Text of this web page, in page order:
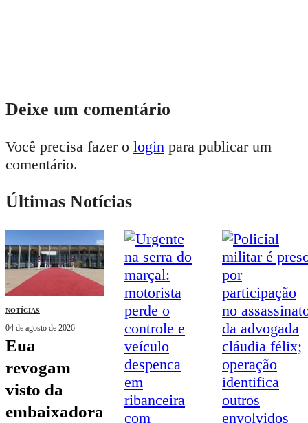
Deixe um comentário
Você precisa fazer o login para publicar um
comentário.
Últimas Notícias
NOTÍCIAS
04 de agosto de 2026
eua
revogam
visto da
embaixadora